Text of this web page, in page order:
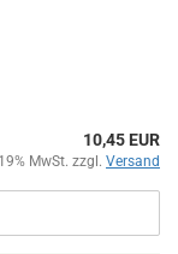
10,45 EUR
MwSt. zzgl. Versand